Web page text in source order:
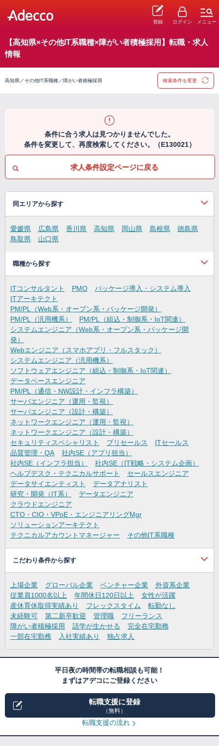
登録 ログイン メニュー
【高知県×その他IT系職種×障がい者積極採用】転職・求人
情報
高知県／その他IT系職種／障がい者積極採用 検索条件を変更
条件に合う求人は見つかりませんでした。
条件を変更して、再度検索してください。（E130021）
求人条件設定ページに戻る
同エリアから探す
愛媛県 広島県 香川県 高知県 岡山県 島根県
徳島県
鳥取県
山口県
職種から探す
ITコンサルタント PMO
パッケージ導入・システム導入
ITアーキテクト
PM/PL（Web系・オープン系・パッケージ開発）
PM/PL（汎用機系）
PM/PL（組込・制御系・IoT関連）
システムエンジニア（Web系・オープン系・パッケージ開
発）
Webエンジニア（スマホアプリ・フルスタック）
システムエンジニア（汎用機系）
ソフトウェアエンジニア（組込・制御系・IoT関連）
データベースエンジニア
PM/PL（通信・NW設計・インフラ構築）
サーバエンジニア（運用・監視）
サーバエンジニア（設計・構築）
ネットワークエンジニア（運用・監視）
ネットワークエンジニア（設計・構築）
セキュリティスペシャリスト
プリセールス
ITセールス
品質管理・QA
社内SE（アプリ担当）
社内SE（インフラ担当）
社内SE（IT戦略・システム企画）
ヘルプデスク・テクニカルサポート
セールスエンジニア
データサイエンティスト
データアナリスト
研究・開発（IT系）
データエンジニア
クラウドエンジニア
CTO・CIO・VPoE・エンジニアリングMgr
ソリューションアーキテクト
テクニカルアカウントマネージャー
その他IT系職種
こだわり条件から探す
上場企業 グローバル企業 ベンチャー企業
外資系企業
従業員1000名以上
年間休日120日以上
女性が活躍
産休育休取得実績あり
フレックスタイム
転勤なし
未経験可
第二新卒歓迎 管理職
フリーランス
障がい者積極採用
語学が生かせる
完全在宅勤務
一部在宅勤務
入社実績あり 独占求人
平日夜の時間帯の転職相談も可能！
まずはアデコにご登録ください
転職支援に登録
（無料）
転職支援の流れ